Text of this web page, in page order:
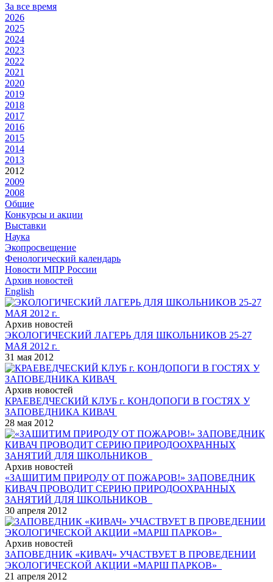
За все время
2026
2025
2024
2023
2022
2021
2020
2019
2018
2017
2016
2015
2014
2013
2012
2009
2008
Общие
Конкурсы и акции
Выставки
Наука
Экопросвещение
Фенологический календарь
Новости МПР России
Архив новостей
English
Архив новостей
ЭКОЛОГИЧЕСКИЙ ЛАГЕРЬ ДЛЯ ШКОЛЬНИКОВ 25-27
МАЯ 2012 г.
31 мая 2012
Архив новостей
КРАЕВЕДЧЕСКИЙ КЛУБ г. КОНДОПОГИ В ГОСТЯХ У
ЗАПОВЕДНИКА КИВАЧ
28 мая 2012
Архив новостей
«ЗАШИТИМ ПРИРОДУ ОТ ПОЖАРОВ!» ЗАПОВЕДНИК
КИВАЧ ПРОВОДИТ СЕРИЮ ПРИРОДООХРАННЫХ
ЗАНЯТИЙ ДЛЯ ШКОЛЬНИКОВ
30 апреля 2012
Архив новостей
ЗАПОВЕДНИК «КИВАЧ» УЧАСТВУЕТ В ПРОВЕДЕНИИ
ЭКОЛОГИЧЕСКОЙ АКЦИИ «МАРШ ПАРКОВ»
21 апреля 2012